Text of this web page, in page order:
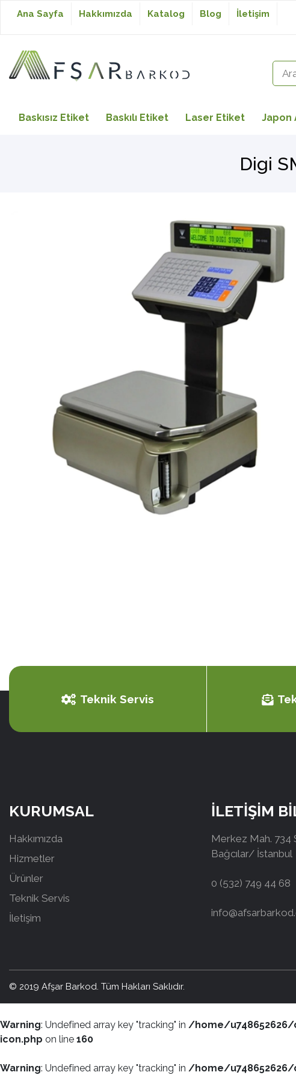
Baskısız Etiket
Barkod Okuyucu
Ana Sayfa Hakkımızda Katalog Blog
İletişim
Baskısız Etiket Baskılı Etiket Laser Etiket Japon
Digi
Teknik Servis
KURUMSAL
Hakkımızda
Hizmetler
Ürünler
Teknik Servis
İletişim
İLETİŞİM
Merkez Mah. 734
Bağcılar/ İstanbul
0 (532) 749 44 68
© 2019 Afşar Barkod. Tüm Hakları Saklıdır.
Warning: Undefined array key "tracking" in /home/
icon.php on line 160
Warning: Undefined array key "tracking" in /home/